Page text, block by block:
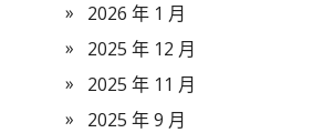
2026 年 1 月
2025 年 12 月
2025 年 11 月
2025 年 9 月